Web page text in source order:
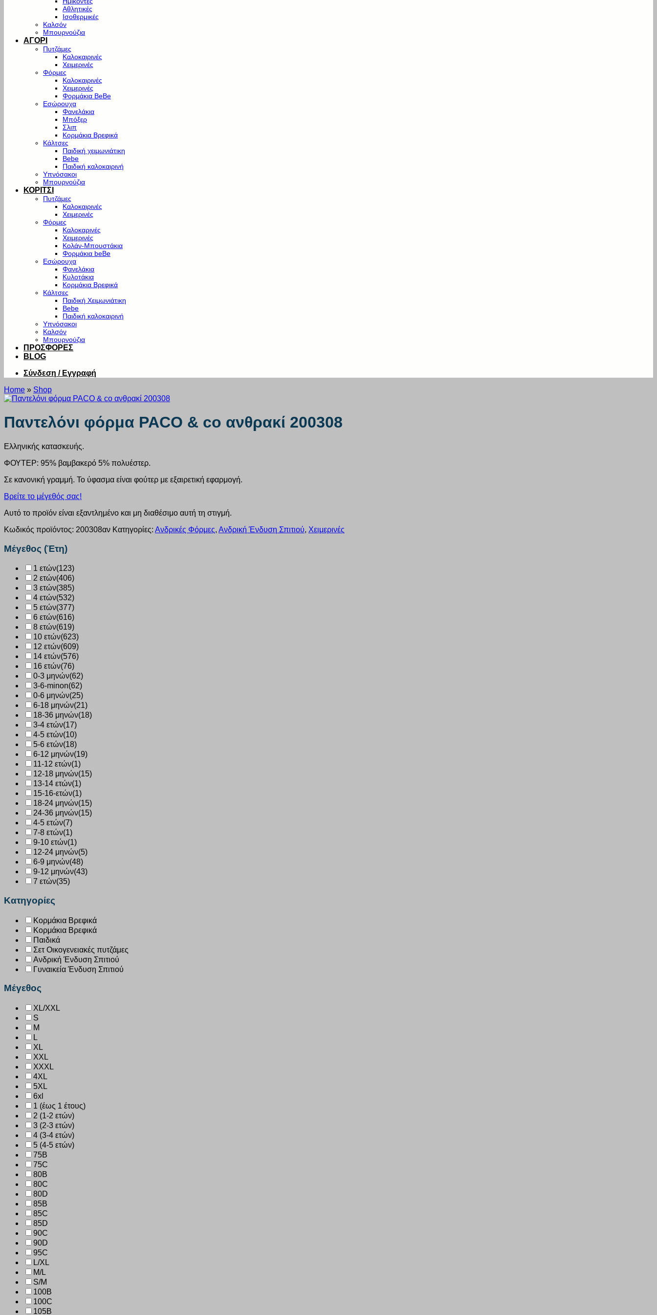
Αθλητικές
Ισοθερμικές
Καλσόν
Μπουρνούζια
ΑΓΟΡΙ
Πυτζάμες
Καλοκαιρινές
Χειμερινές
Φόρμες
Καλοκαιρινές
Χειμερινές
Φορμάκια BeBe
Εσώρουχα
Φανελάκια
Μπόξερ
Σλιπ
Κορμάκια Βρεφικά
Κάλτσες
Παιδική χειμωνιάτικη
Bebe
Παιδική καλοκαιρινή
Υπνόσακοι
Μπουρνούζια
ΚΟΡΙΤΣΙ
Πυτζάμες
Καλοκαιρινές
Χειμερινές
Φόρμες
Καλοκαρινές
Χειμερινές
Κολάν-Μπουστάκια
Φορμάκια beBe
Εσώρουχα
Φανελάκια
Κυλοτάκια
Κορμάκια Βρεφικά
Κάλτσες
Παιδική Χειμωνιάτικη
Bebe
Παιδική καλοκαιρινή
Υπνόσακοι
Καλσόν
Μπουρνούζια
ΠΡΟΣΦΟΡΕΣ
BLOG
Σύνδεση / Εγγραφή
Home » Shop
Παντελόνι φόρμα PACO & co ανθρακί 200308
Ελληνικής κατασκευής.
ΦΟΥΤΕΡ: 95% βαμβακερό 5% πολυέστερ.
Σε κανονική γραμμή. Το ύφασμα είναι φούτερ με εξαιρετική εφαρμογή.
Βρείτε το μέγεθός σας!
Αυτό το προϊόν είναι εξαντλημένο και μη διαθέσιμο αυτή τη στιγμή.
Κωδικός προϊόντος: 200308αν Κατηγορίες: Ανδρικές Φόρμες, Ανδρική Ένδυση Σπιτιού, Χειμερινές
Μέγεθος (Έτη)
1 ετών(123)
2 ετών(406)
3 ετών(385)
4 ετών(532)
5 ετών(377)
6 ετών(616)
8 ετών(619)
10 ετών(623)
12 ετών(609)
14 ετών(576)
16 ετών(76)
0-3 μηνών(62)
3-6-minon(62)
0-6 μηνών(25)
6-18 μηνών(21)
18-36 μηνών(18)
3-4 ετών(17)
4-5 ετών(10)
5-6 ετών(18)
6-12 μηνών(19)
11-12 ετών(1)
12-18 μηνών(15)
13-14 ετών(1)
15-16-ετών(1)
18-24 μηνών(15)
24-36 μηνών(15)
4-5 ετών(7)
7-8 ετών(1)
9-10 ετών(1)
12-24 μηνών(5)
6-9 μηνών(48)
9-12 μηνών(43)
7 ετών(35)
Κατηγορίες
Κορμάκια Βρεφικά
Κορμάκια Βρεφικά
Παιδικά
Σετ Οικογενειακές πυτζάμες
Ανδρική Ένδυση Σπιτιού
Γυναικεία Ένδυση Σπιτιού
Μέγεθος
XL/XXL
S
M
L
XL
XXL
XXXL
4XL
5XL
6xl
1 (έως 1 έτους)
2 (1-2 ετών)
3 (2-3 ετών)
4 (3-4 ετών)
5 (4-5 ετών)
75B
75C
80B
80C
80D
85B
85C
85D
90C
90D
95C
L/XL
M/L
S/M
100B
100C
105B